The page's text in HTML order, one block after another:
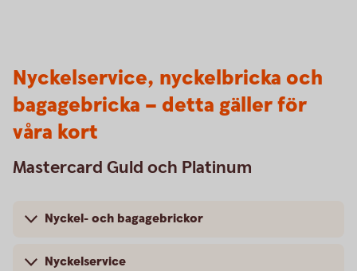
Nyckelservice, nyckelbricka och
bagagebricka – detta gäller för
våra kort
Mastercard Guld och Platinum
Nyckel- och bagagebrickor
Nyckelservice